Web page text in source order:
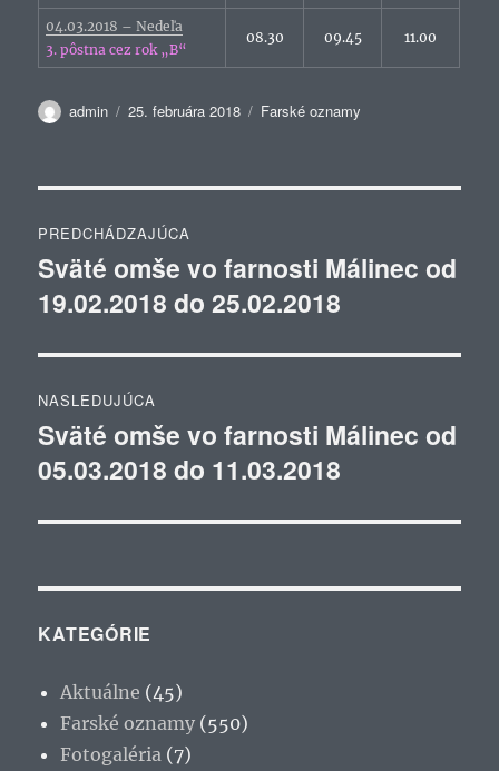
04.03.2018 – Nedeľa
3. pôstna cez rok „B“
08.30 09.45 11.00
Autor
admin Publikované
25. februára 2018 Kategórie
Farské oznamy
v
článku
PREDCHÁDZAJÚCA
Predchádzajúci
článok:
Sväté omše vo farnosti Málinec od
19.02.2018 do 25.02.2018
NASLEDUJÚCA
Ďalší
článok:
Sväté omše vo farnosti Málinec od
05.03.2018 do 11.03.2018
KATEGÓRIE
Aktuálne (45)
Farské oznamy (550)
Fotogaléria (7)